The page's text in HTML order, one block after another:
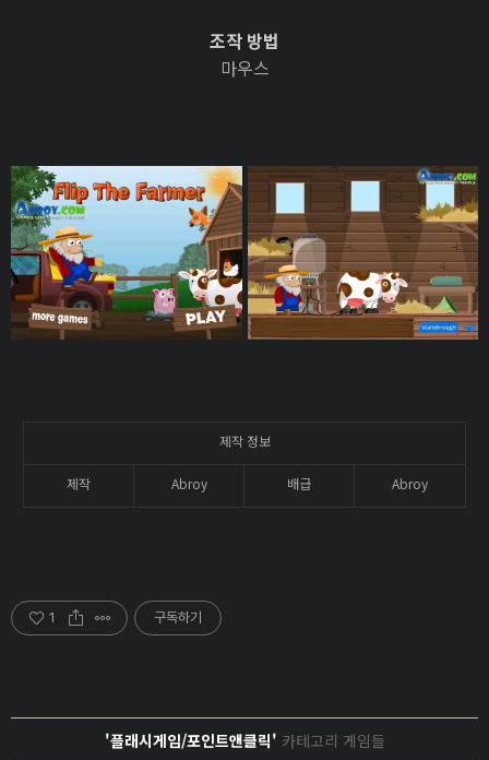
조작 방법
마우스
제작 정보
제작 Abroy 배급 Abroy
1 구독하기
'플래시게임/포인트앤클릭' 카테고리 게임들